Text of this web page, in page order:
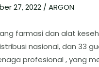
27, 2022 / ARGON
farmasi dan alat
nasional, dan 33
profesional , yang